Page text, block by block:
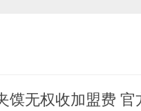
馍无权收加盟费